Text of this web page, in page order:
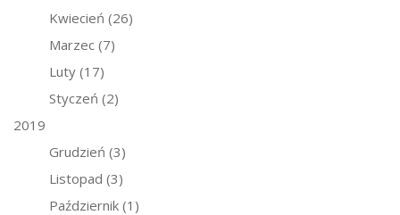
Kwiecień (26)
Marzec (7)
Luty (17)
Styczeń (2)
2019
Grudzień (3)
Listopad (3)
Październik (1)